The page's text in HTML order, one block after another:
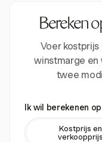
Bereken
Voer kostprijs
winstmarge en
twee
Ik wil berekenen
Kostprijs en
verkoopprijs